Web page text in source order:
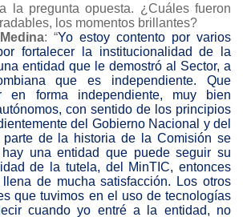
la pregunta opuesta. ¿Cuáles fueron
los momentos brillantes?
: “Yo estoy contento por varios
fortalecer la institucionalidad de la
entidad que le demostró al Sector, a
que es independiente. Que
en forma independiente, muy bien
con sentido de los principios
del Gobierno Nacional y del
de la historia de la Comisión se
una entidad que puede seguir su
de la tutela, del MinTIC, entonces
de mucha satisfacción. Los otros
que tuvimos en el uso de tecnologías
cuando yo entré a la entidad, no